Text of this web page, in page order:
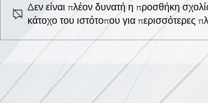
ΠΑΓΚΟΣΜΙΑ ΗΜΕΡΑ ΚΑΤΑ
ΤΟΥ ΠΑΙΔΙΚΟΥ ΚΑΡΚΙΝΟΥ
Δεν είναι πλέον δυνατή η προσθήκη
κάτοχο του ιστότοπου για περισσότερες